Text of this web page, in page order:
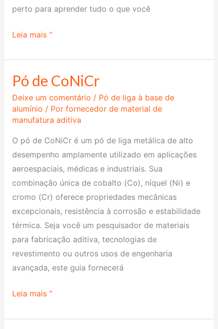
perto para aprender tudo o que você
Leia mais "
Pó de CoNiCr
Deixe um comentário / Pó de liga à base de
alumínio / Por fornecedor de material de
manufatura aditiva
O pó de CoNiCr é um pó de liga metálica de alto
desempenho amplamente utilizado em aplicações
aeroespaciais, médicas e industriais. Sua
combinação única de cobalto (Co), níquel (Ni) e
cromo (Cr) oferece propriedades mecânicas
excepcionais, resistência à corrosão e estabilidade
térmica. Seja você um pesquisador de materiais
para fabricação aditiva, tecnologias de
revestimento ou outros usos de engenharia
avançada, este guia fornecerá
Pó
de
CoNiCr
Leia mais "